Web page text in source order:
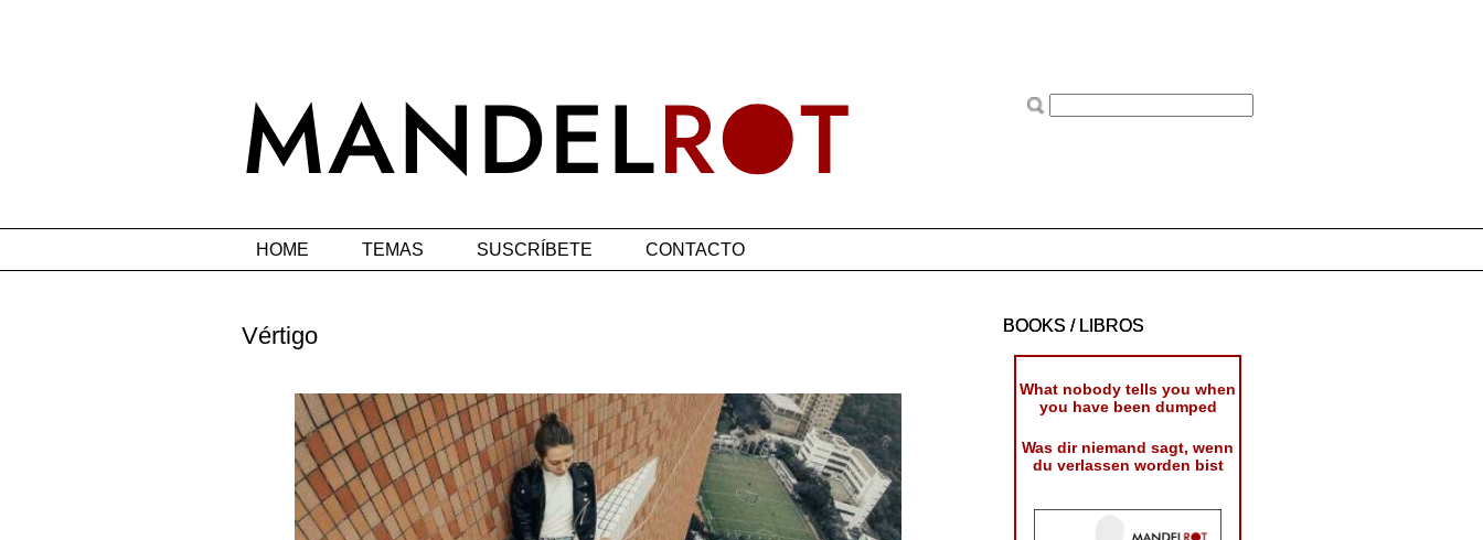
HOME TEMAS SUSCRÍBETE CONTACTO
Vértigo BOOKS / LIBROS
What nobody tells you when
you have been dumped
Was dir niemand sagt, wenn
du verlassen worden bist